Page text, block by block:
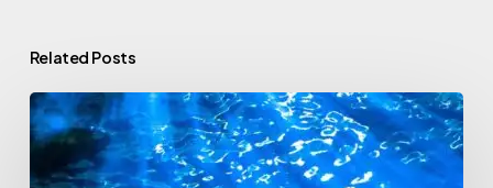
Related Posts
Tackling
marine
pollution